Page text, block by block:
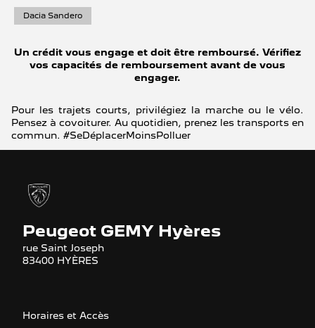
Dacia Sandero
Un crédit vous engage et doit être remboursé. Vérifiez
vos capacités de remboursement avant de vous
engager.
Pour les trajets courts, privilégiez la marche ou le vélo.
Pensez à covoiturer. Au quotidien, prenez les transports en
commun. #SeDéplacerMoinsPolluer
Peugeot GEMY Hyères
rue Saint Joseph
83400 HYÈRES
Horaires et Accès